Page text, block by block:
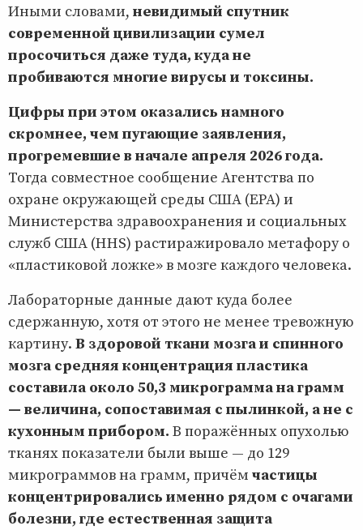
Иными словами, невидимый спутник
современной цивилизации сумел
просочиться даже туда, куда не
пробиваются многие вирусы и токсины.
Цифры при этом оказались намного
скромнее, чем пугающие заявления,
прогремевшие в начале апреля 2026 года.
Тогда совместное сообщение Агентства по
охране окружающей среды США (EPA) и
Министерства здравоохранения и социальных
служб США (HHS) растиражировало метафору о
«пластиковой ложке» в мозге каждого человека.
Лабораторные данные дают куда более
сдержанную, хотя от этого не менее тревожную
картину. В здоровой ткани мозга и спинного
мозга средняя концентрация пластика
составила около 50,3 микрограмма на грамм
— величина, сопоставимая с пылинкой, а не с
кухонным прибором. В поражённых опухолью
тканях показатели были выше — до 129
микрограммов на грамм, причём частицы
концентрировались именно рядом с очагами
болезни, где естественная защита